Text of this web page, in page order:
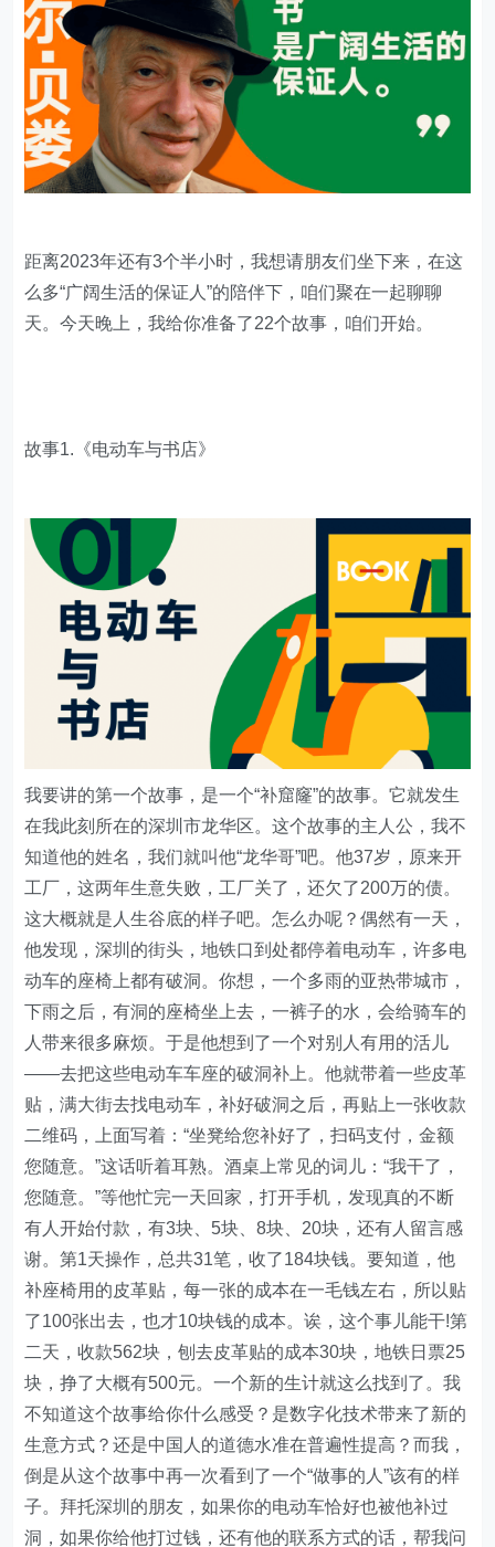
距离2023年还有3个半小时，我想请朋友们坐下来，在这
么多“广阔生活的保证人”的陪伴下，咱们聚在一起聊聊
天。今天晚上，我给你准备了22个故事，咱们开始。
故事1.《电动车与书店》
我要讲的第一个故事，是一个“补窟窿”的故事。它就发生
在我此刻所在的深圳市龙华区。这个故事的主人公，我不
知道他的姓名，我们就叫他“龙华哥”吧。他37岁，原来开
工厂，这两年生意失败，工厂关了，还欠了200万的债。
这大概就是人生谷底的样子吧。怎么办呢？偶然有一天，
他发现，深圳的街头，地铁口到处都停着电动车，许多电
动车的座椅上都有破洞。你想，一个多雨的亚热带城市，
下雨之后，有洞的座椅坐上去，一裤子的水，会给骑车的
人带来很多麻烦。于是他想到了一个对别人有用的活儿
——去把这些电动车车座的破洞补上。他就带着一些皮革
贴，满大街去找电动车，补好破洞之后，再贴上一张收款
二维码，上面写着：“坐凳给您补好了，扫码支付，金额
您随意。”这话听着耳熟。酒桌上常见的词儿：“我干了，
您随意。”等他忙完一天回家，打开手机，发现真的不断
有人开始付款，有3块、5块、8块、20块，还有人留言感
谢。第1天操作，总共31笔，收了184块钱。要知道，他
补座椅用的皮革贴，每一张的成本在一毛钱左右，所以贴
了100张出去，也才10块钱的成本。诶，这个事儿能干!第
二天，收款562块，刨去皮革贴的成本30块，地铁日票25
块，挣了大概有500元。一个新的生计就这么找到了。我
不知道这个故事给你什么感受？是数字化技术带来了新的
生意方式？还是中国人的道德水准在普遍性提高？而我，
倒是从这个故事中再一次看到了一个“做事的人”该有的样
子。拜托深圳的朋友，如果你的电动车恰好也被他补过
洞，如果你给他打过钱，还有他的联系方式的话，帮我问